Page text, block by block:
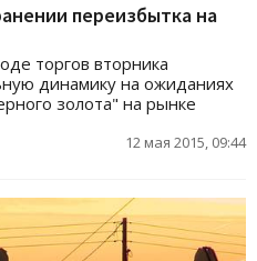
переизбытка на
торгов вторника
динамику на ожиданиях
золота" на рынке
12 мая 2015, 09:44